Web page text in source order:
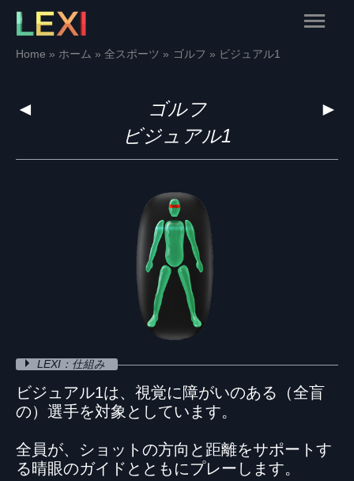
Skip
content
Main
Home ホーム 全スポーツ ゴルフ ビジュアル1
◄ ►
ゴルフ
ビジュアル1
LEXI：仕組み
ビジュアル1は、視覚に障がいのある（全盲
の）選手を対象としています。
全員が、ショットの方向と距離をサポートす
る晴眼のガイドとともにプレーします。